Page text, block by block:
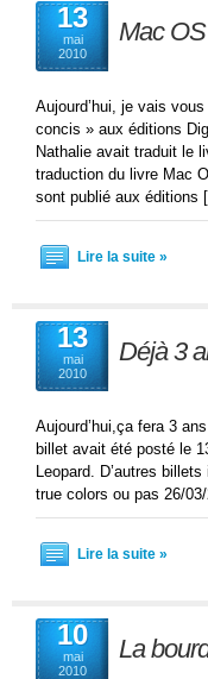
13
mai
2010
Mac
Aujourd’hui, je vais
concis » aux éditions
Nathalie avait traduit le
traduction du livre Mac
sont publié aux éditions
Lire la suite »
13
mai
2010
Déjà 3
Aujourd’hui,ça fera 3
billet avait été posté le
Leopard. D’autres
true colors ou pas 26/
Lire la suite »
10
mai
2010
La